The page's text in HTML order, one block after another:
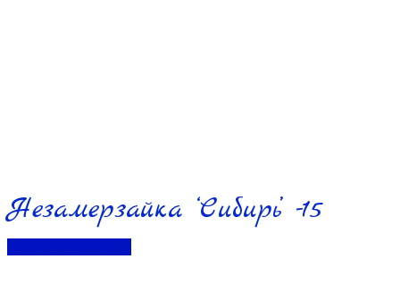
Незамерзайка ‘Сибирь’ -15